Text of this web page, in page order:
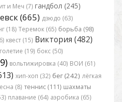
и Меч (7) гандбол (245)
(665) дзюдо (63)
(18) Теремок (65) борьба (98)
квест (15) Виктория (482)
(19) бокс (50)
вольтижировка (40) ВОИ (61)
хип-хоп (32) бег (242) лёгкая
(8) теннис (111) шахматы
плавание (64) аэробика (65)